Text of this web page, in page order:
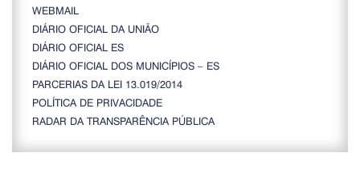
WEBMAIL
DIÁRIO OFICIAL DA UNIÃO
DIÁRIO OFICIAL ES
DIÁRIO OFICIAL DOS MUNICÍPIOS – ES
PARCERIAS DA LEI 13.019/2014
POLÍTICA DE PRIVACIDADE
RADAR DA TRANSPARÊNCIA PÚBLICA